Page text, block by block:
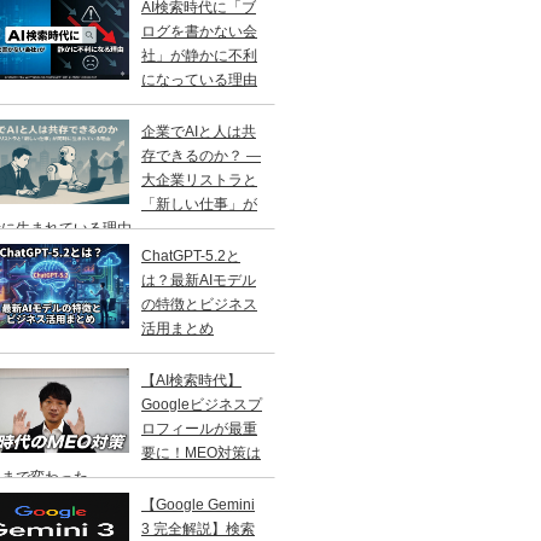
AI検索時代に「ブ
ログを書かない会
社」が静かに不利
になっている理由
企業でAIと人は共
存できるのか？ ―
大企業リストラと
「新しい仕事」が
生まれている理由 ―
ChatGPT-5.2と
は？最新AIモデル
の特徴とビジネス
活用まとめ
【AI検索時代】
Googleビジネスプ
ロフィールが最重
要に！MEO対策は
で変わった
【Google Gemini
3 完全解説】検索